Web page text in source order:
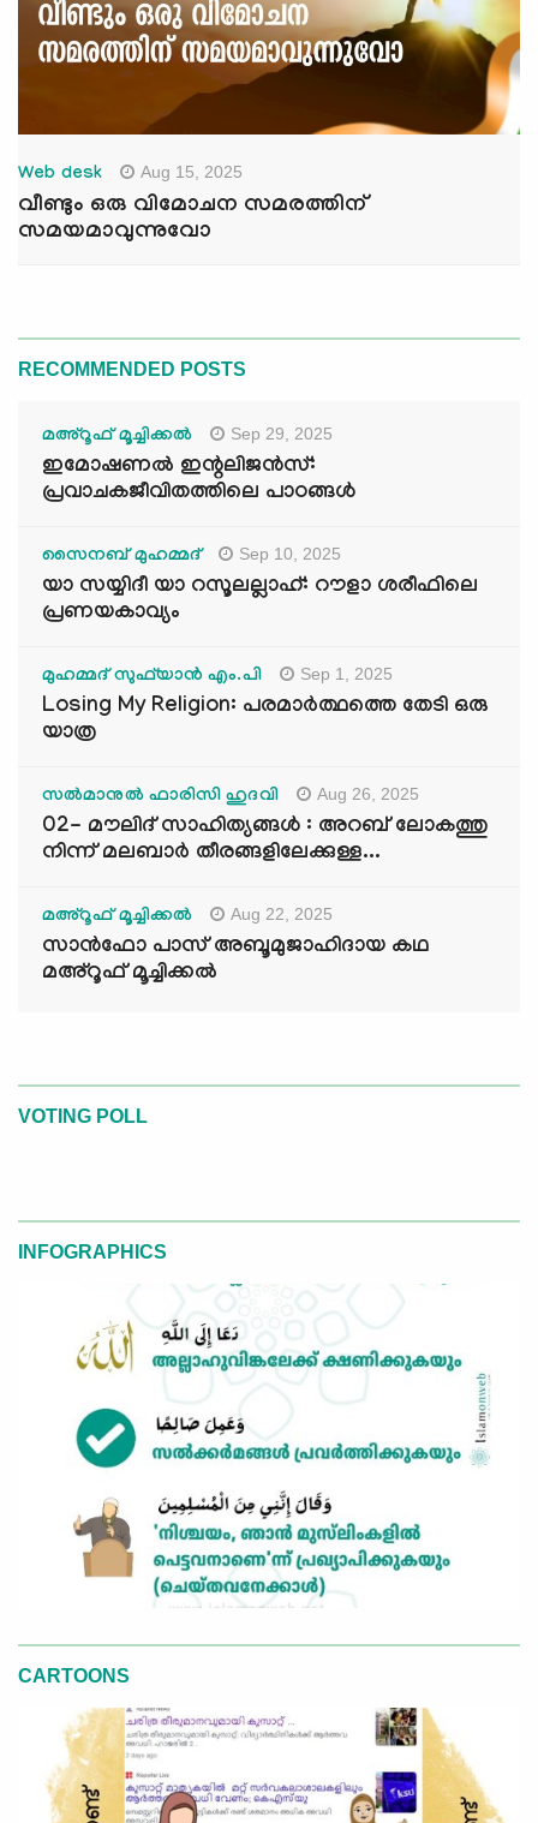
Web desk Aug 15, 2025
വീണ്ടും ഒരു വിമോചന സമരത്തിന്
സമയമാവുന്നുവോ
RECOMMENDED POSTS
മഅ്റൂഫ് മൂച്ചിക്കല്‍ Sep 29, 2025
ഇമോഷണൽ ഇന്റലിജൻസ്:
പ്രവാചകജീവിതത്തിലെ പാഠങ്ങൾ
സൈനബ് മുഹമ്മദ് Sep 10, 2025
യാ സയ്യിദീ യാ റസൂലല്ലാഹ്: റൗളാ ശരീഫിലെ
പ്രണയകാവ്യം
മുഹമ്മദ് സുഫ്‌യാൻ എം.പി Sep 1, 2025
Losing My Religion: പരമാർത്ഥത്തെ തേടി ഒരു
യാത്ര
സൽമാനുൽ ഫാരിസി ഹുദവി Aug 26, 2025
02- മൗലിദ് സാഹിത്യങ്ങൾ : അറബ് ലോകത്തു
നിന്ന് മലബാർ തീരങ്ങളിലേക്കുള്ള...
മഅ്റൂഫ് മൂച്ചിക്കല്‍ Aug 22, 2025
സാൻഫോ പാസ് അബൂമുജാഹിദായ കഥ
മഅ്റൂഫ് മൂച്ചിക്കല്‍
VOTING POLL
INFOGRAPHICS
CARTOONS